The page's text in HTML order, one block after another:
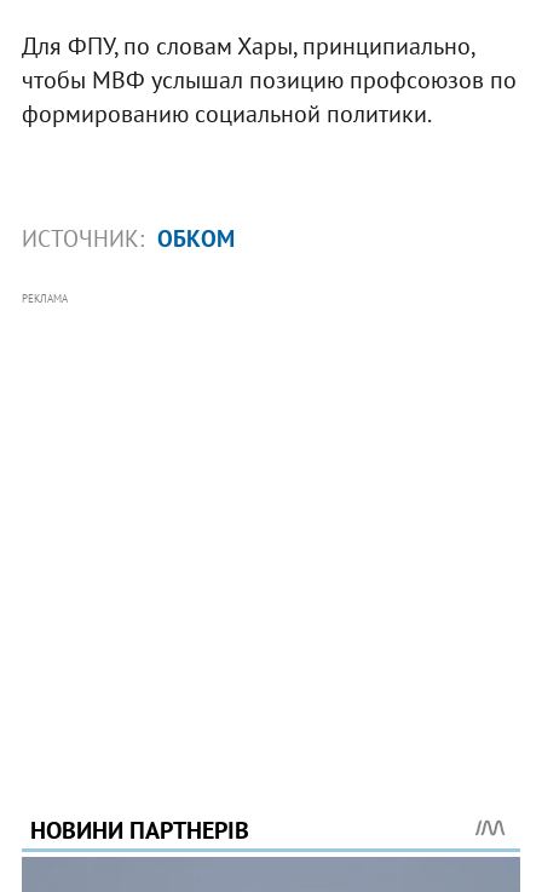
Для ФПУ, по словам Хары, принципиально,
чтобы МВФ услышал позицию профсоюзов по
формированию социальной политики.
ИСТОЧНИК: ОБКОМ
РЕКЛАМА